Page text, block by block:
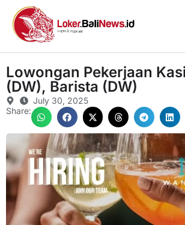
Lowongan Pekerjaan
(DW), Barista (DW)
July 30, 2025
Share: